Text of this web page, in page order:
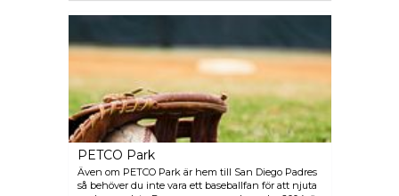
PETCO Park
Även om PETCO Park är hem till San Diego Padres
så behöver du inte vara ett baseballfan för att njuta